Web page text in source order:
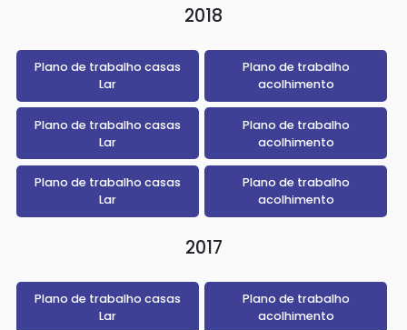
2018
Plano de trabalho casas
Lar
Plano de trabalho
acolhimento
Plano de trabalho casas
Lar
Plano de trabalho
acolhimento
Plano de trabalho casas
Lar
Plano de trabalho
acolhimento
2017
Plano de trabalho casas
Lar
Plano de trabalho
acolhimento